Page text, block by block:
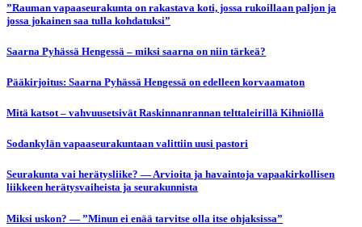
”Rauman vapaaseurakunta on rakastava koti, jossa rukoillaan paljon ja
jossa jokainen saa tulla kohdatuksi”
Saarna Pyhässä Hengessä – miksi saarna on niin tärkeä?
Pääkirjoitus: Saarna Pyhässä Hengessä on edelleen korvaamaton
Mitä katsot – vahvuusetsivät Raskinnanrannan telttaleirillä Kihniöllä
Sodankylän vapaaseurakuntaan valittiin uusi pastori
Seurakunta vai herätysliike? — Arvioita ja havaintoja vapaakirkollisen
liikkeen herätysvaiheista ja seurakunnista
Miksi uskon? — ”Minun ei enää tarvitse olla itse ohjaksissa”